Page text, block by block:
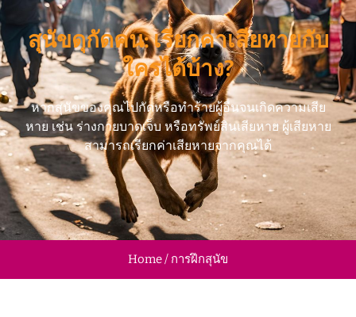
สุนัขดุกัดคน: เรียกค่าเสียหายกับ
ใครได้บ้าง?
หากสุนัขของคุณไปกัดหรือทำร้ายผู้อื่นจนเกิดความเสีย
หาย เช่น ร่างกายบาดเจ็บ หรือทรัพย์สินเสียหาย ผู้เสียหาย
สามารถเรียกค่าเสียหายจากคุณได้
Home / การฝึกสุนัข